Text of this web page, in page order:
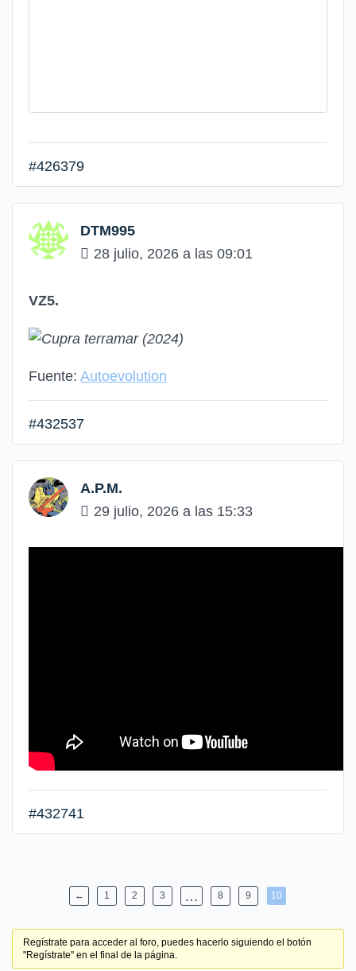
#426379
DTM995
28 julio, 2026 a las 09:01
VZ5.
Fuente: Autoevolution
#432537
A.P.M.
29 julio, 2026 a las 15:33
#432741
← 1 2 3 … 8 9 10
Regístrate para acceder al foro, puedes hacerlo siguiendo el botón
"Regístrate" en el final de la página.